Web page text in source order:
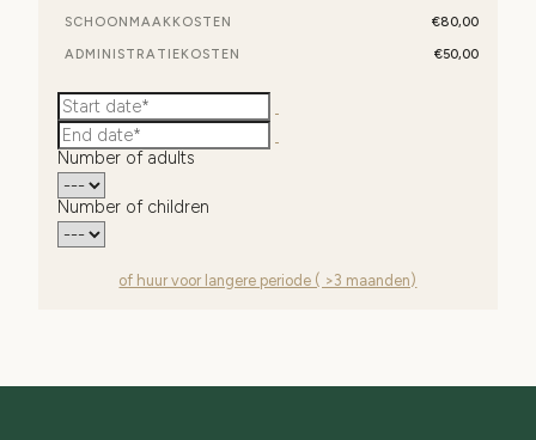
SCHOONMAAKKOSTEN
ADMINISTRATIEKOSTEN
€80,00
€50,00
Number of adults
Number of children
of huur voor langere periode ( >3 maanden)